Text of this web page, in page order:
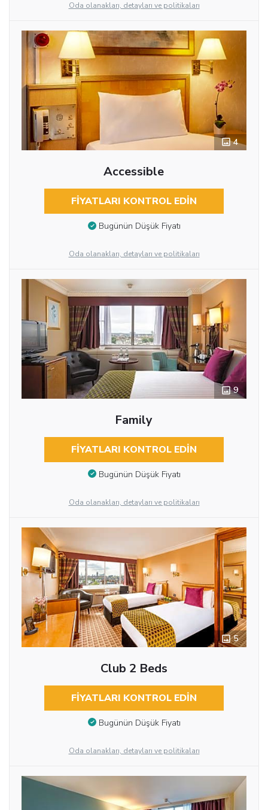
Oda olanakları, detayları ve politikaları
4
Accessible
FIYATLARI KONTROL EDIN
Bugünün Düşük Fiyatı
Oda olanakları, detayları ve politikaları
9
Family
FIYATLARI KONTROL EDIN
Bugünün Düşük Fiyatı
Oda olanakları, detayları ve politikaları
5
Club 2 Beds
FIYATLARI KONTROL EDIN
Bugünün Düşük Fiyatı
Oda olanakları, detayları ve politikaları